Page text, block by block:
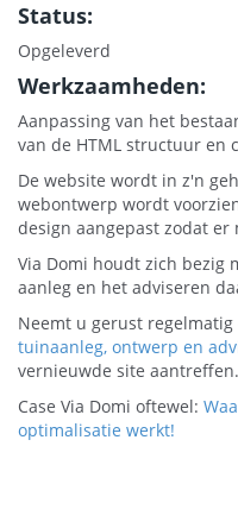
Status:
Opgeleverd
Werkzaamheden:
Aanpassing van het
van de HTML structuur en
De website wordt in z'n
webontwerp wordt
design aangepast zodat
Via Domi houdt zich bezig
aanleg en het adviseren
Neemt u gerust regelmatig
tuinaanleg, ontwerp en
vernieuwde site aantreffen.
Case Via Domi oftewel:
optimalisatie werkt!